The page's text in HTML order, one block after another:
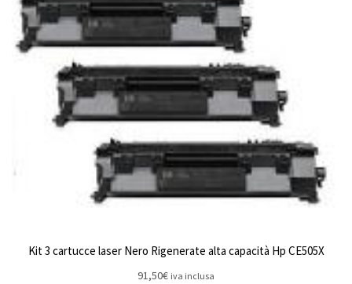
Kit 3 cartucce laser Nero Rigenerate alta capacità Hp CE505X
91,50€ iva inclusa